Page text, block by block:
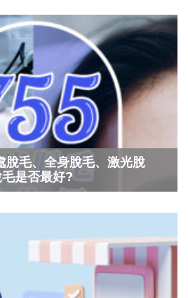
脫毛、全身脫毛、激光脫
是否最好?